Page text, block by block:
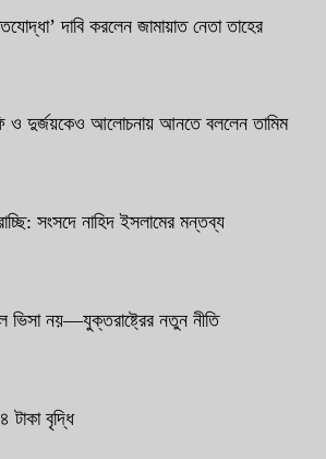
দাবি করলেন জামায়াত নেতা তাহের
ও দুর্জয়কেও আলোচনায় আনতে বললেন তামিম
সংসদে নাহিদ ইসলামের মন্তব্য
ভিসা নয়—যুক্তরাষ্ট্রের নতুন নীতি
টাকা বৃদ্ধি